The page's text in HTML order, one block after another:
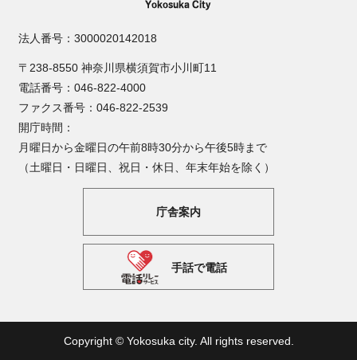
法人番号：3000020142018
〒238-8550 神奈川県横須賀市小川町11
電話番号：046-822-4000
ファクス番号：046-822-2539
開庁時間：
月曜日から金曜日の午前8時30分から午後5時まで
（土曜日・日曜日、祝日・休日、年末年始を除く）
庁舎案内
手話で電話
Copyright © Yokosuka city. All rights reserved.